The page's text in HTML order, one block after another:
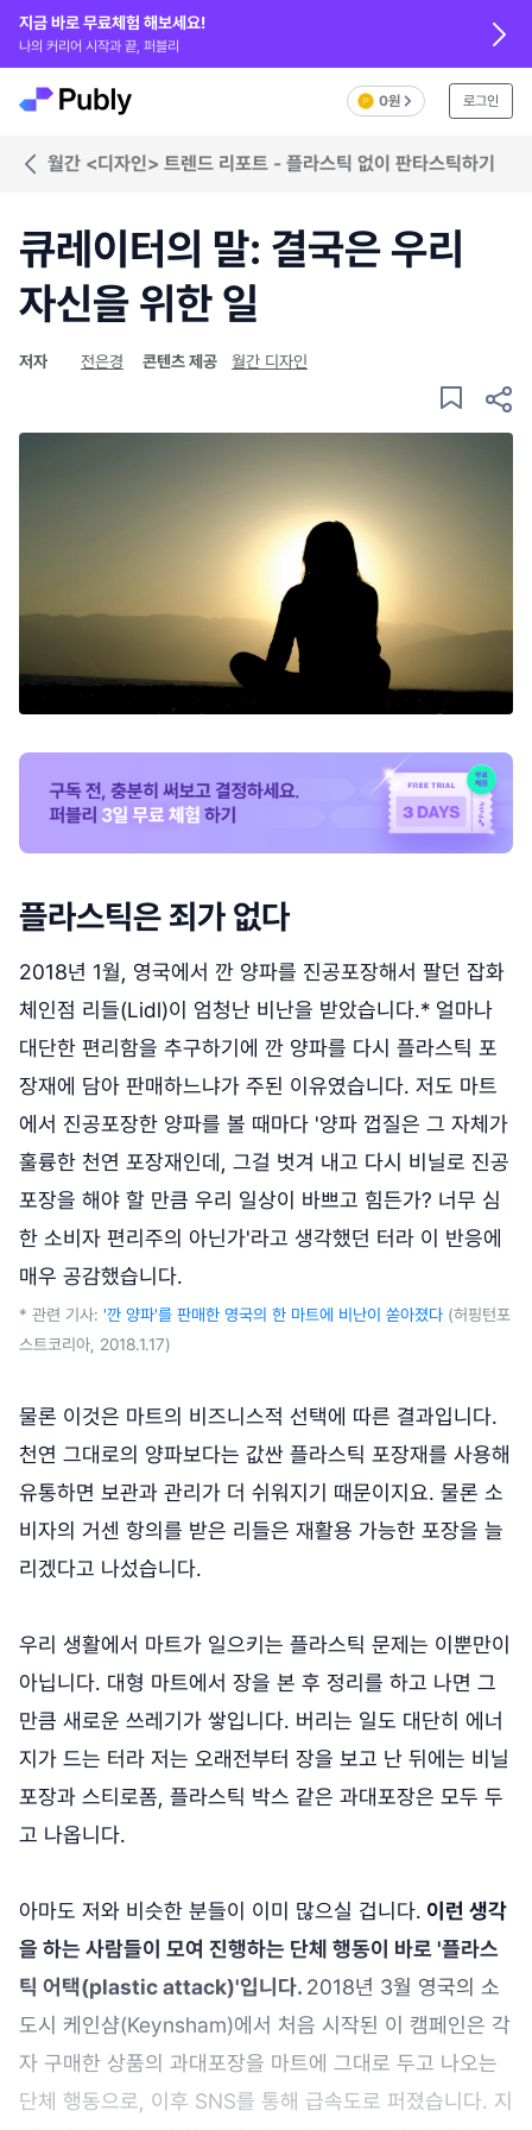
지금 바로 무료체험 해보세요!
나의 커리어 시작과 끝, 퍼블리
0원 로그인
월간 <디자인> 트렌드 리포트 - 플라스틱 없이 판타스틱하기
큐레이터의 말: 결국은 우리
자신을 위한 일
저자 전은경 콘텐츠 제공 월간 디자인
플라스틱은 죄가 없다
2018년 1월, 영국에서 깐 양파를 진공포장해서 팔던 잡화
체인점 리들(Lidl)이 엄청난 비난을 받았습니다.* 얼마나
대단한 편리함을 추구하기에 깐 양파를 다시 플라스틱 포
장재에 담아 판매하느냐가 주된 이유였습니다. 저도 마트
에서 진공포장한 양파를 볼 때마다 '양파 껍질은 그 자체가
훌륭한 천연 포장재인데, 그걸 벗겨 내고 다시 비닐로 진공
포장을 해야 할 만큼 우리 일상이 바쁘고 힘든가? 너무 심
한 소비자 편리주의 아닌가'라고 생각했던 터라 이 반응에
매우 공감했습니다.
* 관련 기사: '깐 양파'를 판매한 영국의 한 마트에 비난이 쏟아졌다 (허핑턴포
스트코리아, 2018.1.17)
물론 이것은 마트의 비즈니스적 선택에 따른 결과입니다.
천연 그대로의 양파보다는 값싼 플라스틱 포장재를 사용해
유통하면 보관과 관리가 더 쉬워지기 때문이지요. 물론 소
비자의 거센 항의를 받은 리들은 재활용 가능한 포장을 늘
리겠다고 나섰습니다.
우리 생활에서 마트가 일으키는 플라스틱 문제는 이뿐만이
아닙니다. 대형 마트에서 장을 본 후 정리를 하고 나면 그
만큼 새로운 쓰레기가 쌓입니다. 버리는 일도 대단히 에너
지가 드는 터라 저는 오래전부터 장을 보고 난 뒤에는 비닐
포장과 스티로폼, 플라스틱 박스 같은 과대포장은 모두 두
고 나옵니다.
아마도 저와 비슷한 분들이 이미 많으실 겁니다. 이런 생각
을 하는 사람들이 모여 진행하는 단체 행동이 바로 '플라스
틱 어택(plastic attack)'입니다. 2018년 3월 영국의 소
도시 케인샴(Keynsham)에서 처음 시작된 이 캠페인은 각
자 구매한 상품의 과대포장을 마트에 그대로 두고 나오는
단체 행동으로, 이후 SNS를 통해 급속도로 퍼졌습니다. 지